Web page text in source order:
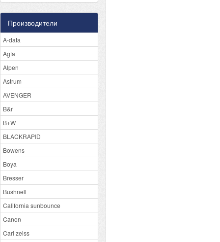
Производители
A-data
Agfa
Alpen
Astrum
AVENGER
B&r
B+W
BLACKRAPID
Bowens
Boya
Bresser
Bushnell
California sunbounce
Canon
Carl zeiss